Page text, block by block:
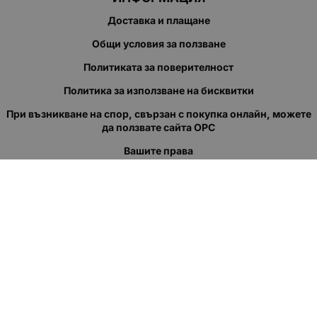
Доставка и плащане
Общи условия за ползване
Политиката за поверителност
Политика за използване на бисквитки
При възникване на спор, свързан с покупка онлайн, можете
да ползвате сайта ОРС
Вашите права